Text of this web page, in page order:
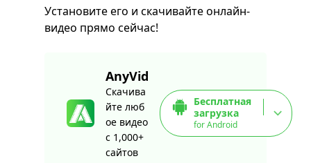
Установите его и скачивайте онлайн-
видео прямо сейчас!
AnyVid
Скачива
йте люб
ое видео
с 1,000+
сайтов
Бесплатная
загрузка
for Android